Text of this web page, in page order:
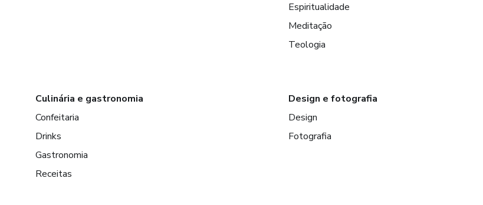
Espiritualidade
Meditação
Teologia
Culinária e gastronomia
Confeitaria
Drinks
Gastronomia
Receitas
Design e fotografia
Design
Fotografia